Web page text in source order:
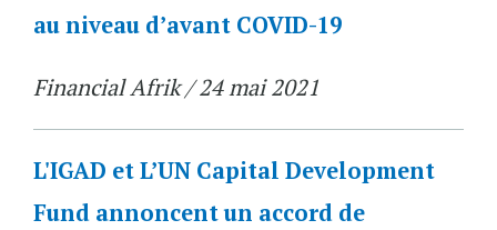
au niveau d’avant COVID-19
Financial Afrik / 24 mai 2021
L'IGAD et L’UN Capital Development
Fund annoncent un accord de